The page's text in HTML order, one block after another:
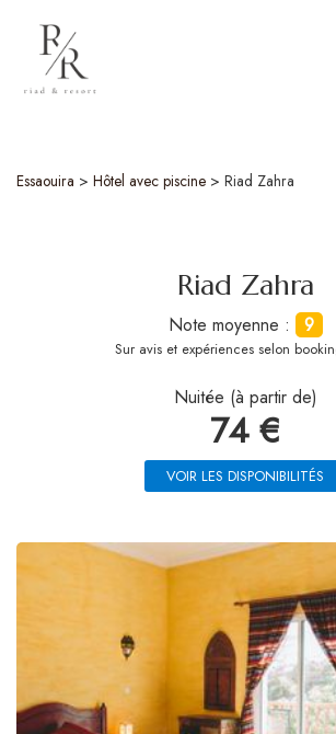
Essaouira > Hôtel avec piscine > Riad Zahra
Riad Zahra
Note moyenne : 9
Sur avis et expériences selon
Nuitée (à partir de)
74 €
VOIR LES DISPONIBILITÉS